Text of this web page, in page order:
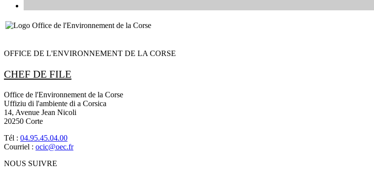
OFFICE DE L'ENVIRONNEMENT DE LA CORSE
CHEF DE FILE
Office de l'Environnement de la Corse
Uffiziu di l'ambiente di a Corsica
14, Avenue Jean Nicoli
20250 Corte
Tél : 04.95.45.04.00
Courriel : ocic@oec.fr
NOUS SUIVRE